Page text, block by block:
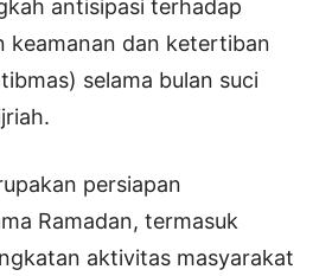
antisipasi terhadap
keamanan dan ketertiban
selama bulan suci
persiapan
Ramadan, termasuk
aktivitas masyarakat